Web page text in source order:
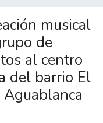
musical
de
al centro
del barrio El